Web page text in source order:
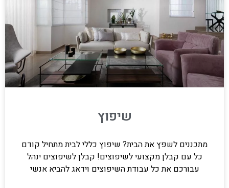
שיפוץ
מתכננים לשפץ את הבית? שיפוץ כללי לבית מתחיל קודם
כל עם קבלן מקצועי לשיפוצים! קבלן לשיפוצים ינהל
עבורכם את כל עבודת השיפוצים וידאג להביא אנשי